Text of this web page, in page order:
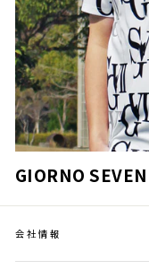
GIORNO SEVEN
会社情報